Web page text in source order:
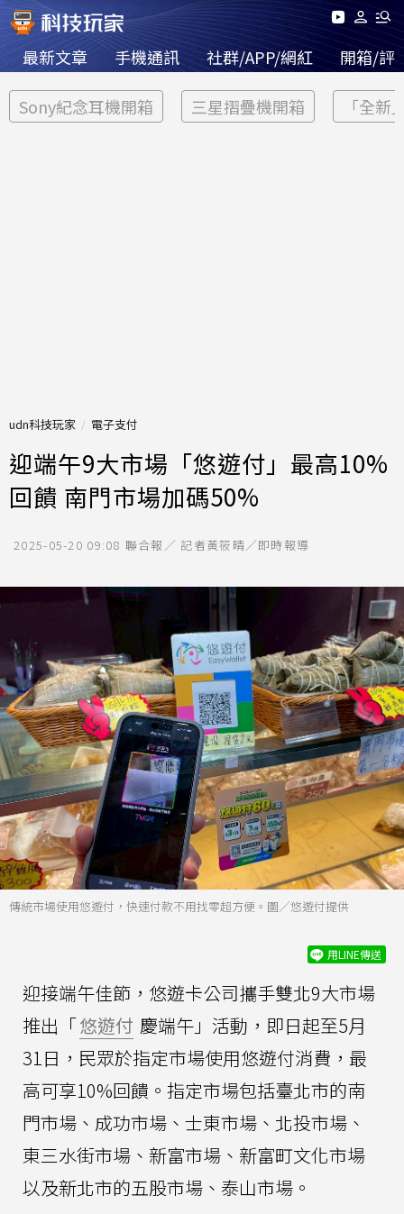
最新文章 手機通訊 社群/APP/網紅 開箱/評
Sony紀念耳機開箱 三星摺疊機開箱 「全新
udn科技玩家 電子支付
迎端午9大市場「悠遊付」最高10%
回饋 南門市場加碼50%
2025-05-20 09:08 聯合報／ 記者黃筱晴／即時報導
傳統市場使用悠遊付，快速付款不用找零超方便。圖／悠遊付提供
用LINE傳送
迎接端午佳節，悠遊卡公司攜手雙北9大市場
推出「悠遊付 慶端午」活動，即日起至5月
31日，民眾於指定市場使用悠遊付消費，最
高可享10%回饋。指定市場包括臺北市的南
門市場、成功市場、士東市場、北投市場、
東三水街市場、新富市場、新富町文化市場
以及新北市的五股市場、泰山市場。